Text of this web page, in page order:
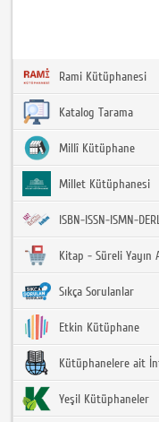
Rami Kütüphanesi
Katalog Tarama
Millî Kütüphane
Millet Kütüphanesi
ISBN-ISSN-ISMN-
Kitap - Süreli Yayın
Sıkça Sorulanlar
Etkin Kütüphane
Kütüphanelere ait
Yeşil Kütüphaneler